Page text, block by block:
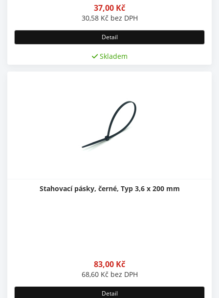
37,00 Kč
30,58 Kč bez DPH
Detail
Skladem
Stahovací pásky, černé, Typ 3,6 x 200 mm
83,00 Kč
68,60 Kč bez DPH
Detail